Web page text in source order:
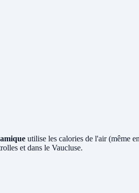
utilise les calories de l'air (même
et dans le Vaucluse.